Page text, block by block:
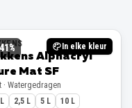
41% In elke kleur
Alphacryl
Mat SF
· Watergedragen
2,5 L 5 L 10 L